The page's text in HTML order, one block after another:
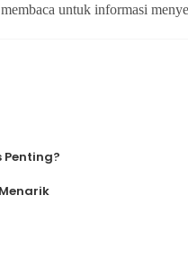
untuk informasi